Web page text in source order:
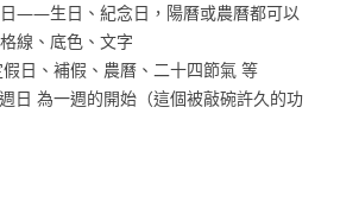
——生日、紀念日，陽曆或農曆都可以
線、底色、文字
日、補假、農曆、二十四節氣 等
日 為一週的開始（這個被敲碗許久的功